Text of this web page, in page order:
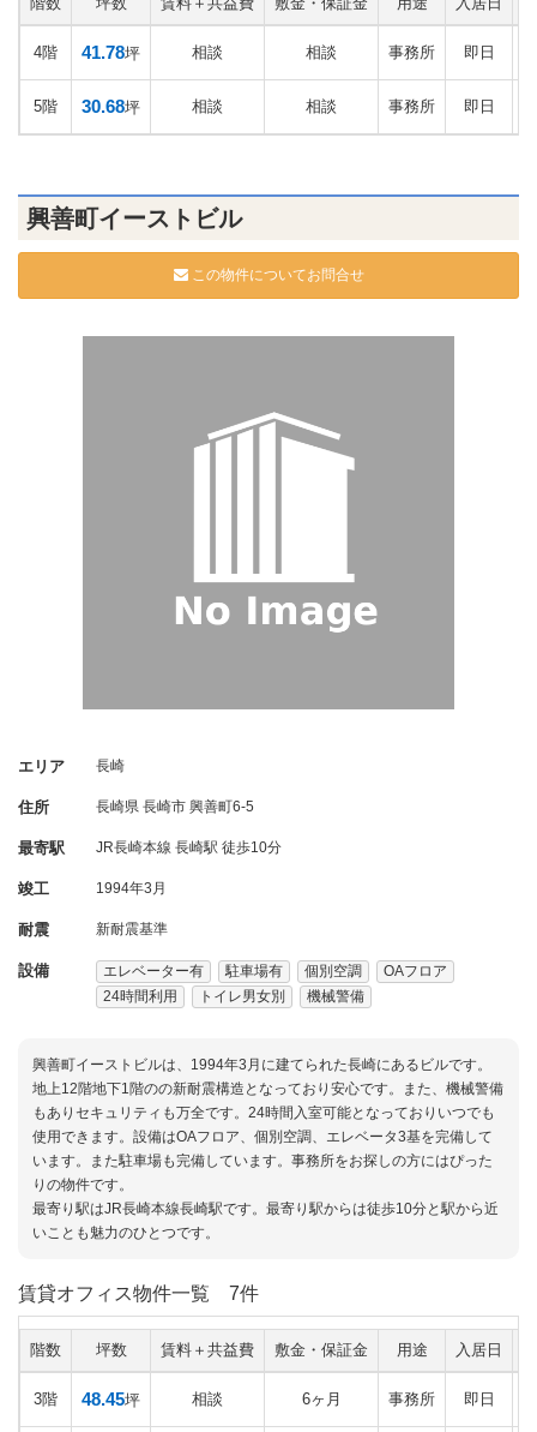
4階 41.78坪 相談 相談 事務所 即日
5階 30.68坪 相談 相談 事務所 即日
興善町イーストビル
この物件についてお問合せ
エリア 長崎
住所 長崎県 長崎市 興善町6-5
最寄駅 JR長崎本線 長崎駅 徒歩10分
竣工 1994年3月
耐震 新耐震基準
設備 エレベーター有 駐車場有 個別空調
OAフロア
24時間利用
トイレ男女別 機械警備
興善町イーストビルは、1994年3月に建てられた長崎にあるビルです。
地上12階地下1階のの新耐震構造となっており安心です。また、機械警備
もありセキュリティも万全です。24時間入室可能となっておりいつでも
使用できます。設備はOAフロア、個別空調、エレベータ3基を完備して
います。また駐車場も完備しています。事務所をお探しの方にはぴった
りの物件です。
最寄り駅はJR長崎本線長崎駅です。最寄り駅からは徒歩10分と駅から近
いことも魅力のひとつです。
賃貸オフィス物件一覧 7件
階数 坪数 賃料＋共益費 敷金・保証金 用途 入居日
3階 48.45坪 相談 6ヶ月 事務所 即日